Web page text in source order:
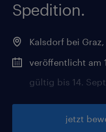
Spedition.
Kalsdorf bei Graz,
veröffentlicht am
gültig bis 14.
jetzt